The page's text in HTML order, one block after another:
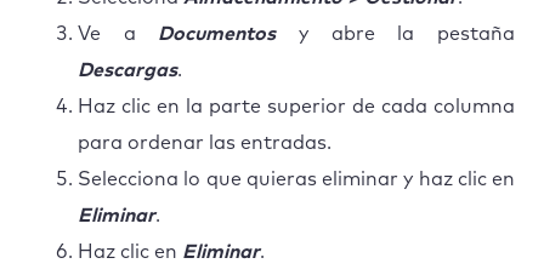
Ve a Documentosy abre la pestaña
Descargas.
Haz clic en la parte superior de cada columna
para ordenar las entradas.
Selecciona lo que quieras eliminar y haz clic en
Eliminar.
Haz clic en Eliminar.